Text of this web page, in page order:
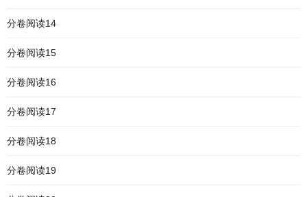
分卷阅读14
分卷阅读15
分卷阅读16
分卷阅读17
分卷阅读18
分卷阅读19